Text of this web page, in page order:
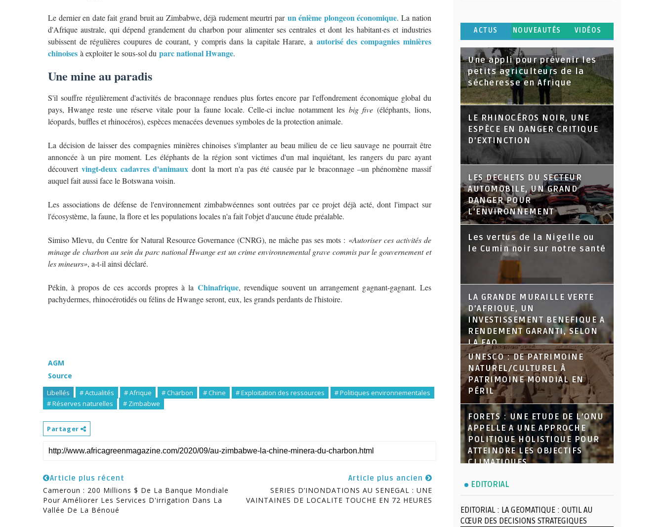
Le dernier en date fait grand bruit au Zimbabwe, déjà rudement meurtri par un énième plongeon économique. La nation
d'Afrique australe, qui dépend grandement du charbon pour alimenter ses centrales et dont les habitant·es et industries
subissent de régulières coupures de courant, y compris dans la capitale Harare, a autorisé des compagnies minières
chinoises à exploiter le sous-sol du parc national Hwange.
Une mine au paradis
S'il souffre régulièrement d'activités de braconnage rendues plus fortes encore par l'effondrement économique global du
pays, Hwange reste une réserve vitale pour la faune locale. Celle-ci inclue notamment les big five(éléphants, lions,
léopards, buffles et rhinocéros), espèces menacées devenues symboles de la protection animale.
La décision de laisser des compagnies minières chinoises s'implanter au beau milieu de ce lieu sauvage ne pourrait être
annoncée à un pire moment. Les éléphants de la région sont victimes d'un mal inquiétant, les rangers du parc ayant
découvertvingt-deux cadavres d'animaux dont la mort n'a pas été causée par le braconnage –un phénomène massif
auquel fait aussi face le Botswana voisin.
Les associations de défense de l'environnement zimbabwéennes sont outrées par ce projet déjà acté, dont l'impact sur
l'écosystème, la faune, la flore et les populations locales n'a fait l'objet d'aucune étude préalable.
Simiso Mlevu, du Centre for Natural Resource Governance (CNRG), ne mâche pas ses mots : «Autoriser ces activités de
minage de charbon au sein du parc national Hwange est un crime environnemental grave commis par le gouvernement et
les mineurs», a-t-il ainsi déclaré.
Pékin, à propos de ces accords propres à la Chinafrique, revendique souvent un arrangement gagnant-gagnant. Les
pachydermes, rhinocérotidés ou félins de Hwange seront, eux, les grands perdants de l'histoire.
AGM
Source
Libellés # Actualités # Afrique # Charbon # Chine # Exploitation des ressources
# Politiques environnementales
# Réserves naturelles
# Zimbabwe
Partager
Article plus récent
Cameroun : 200 Millions $ De La Banque Mondiale
Pour Améliorer Les Services D'irrigation Dans La
Vallée De La Bénoué
Article plus ancien
SERIES D’INONDATIONS AU SENEGAL : UNE
VAINTAINES DE LOCALITE TOUCHE EN 72 HEURES
ACTUS NOUVEAUTÉS VIDÉOS
Une appli pour prévenir les
petits agriculteurs de la
sécheresse en Afrique
LE RHINOCÉROS NOIR, UNE
ESPÈCE EN DANGER CRITIQUE
D’EXTINCTION
LES DECHETS DU SECTEUR
AUTOMOBILE, UN GRAND
DANGER POUR
L’ENVIRONNEMENT
Les vertus de la Nigelle ou
le Cumin noir sur notre santé
LA GRANDE MURAILLE VERTE
D’AFRIQUE, UN
INVESTISSEMENT BENEFIQUE A
RENDEMENT GARANTI, SELON
LA FAO
UNESCO : DE PATRIMOINE
NATUREL/CULTUREL À
PATRIMOINE MONDIAL EN
PÉRIL
FORETS : UNE ETUDE DE L’ONU
APPELLE A UNE APPROCHE
POLITIQUE HOLISTIQUE POUR
ATTEINDRE LES OBJECTIFS
CLIMATIQUES
EDITORIAL
EDITORIAL : LA GEOMATIQUE : OUTIL AU
CŒUR DES DECISIONS STRATEGIQUES